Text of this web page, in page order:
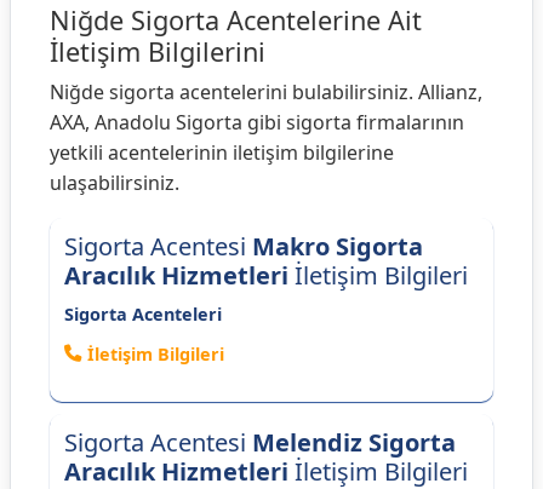
Niğde Sigorta Acentelerine Ait
İletişim Bilgilerini
Niğde sigorta acentelerini bulabilirsiniz. Allianz,
AXA, Anadolu Sigorta gibi sigorta firmalarının
yetkili acentelerinin iletişim bilgilerine
ulaşabilirsiniz.
Sigorta Acentesi Makro Sigorta
Aracılık Hizmetleri İletişim Bilgileri
Sigorta Acenteleri
İletişim Bilgileri
Sigorta Acentesi Melendiz Sigorta
Aracılık Hizmetleri İletişim Bilgileri